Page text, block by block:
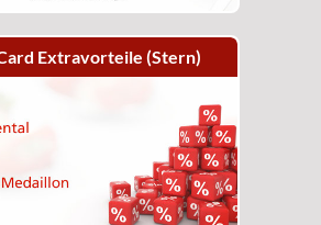
Extravorteile (Stern)